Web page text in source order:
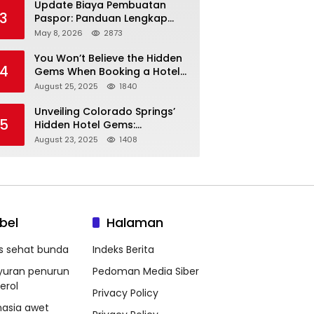
3
Update Biaya Pembuatan
Paspor: Panduan Lengkap
Tarif Resmi Negara!
May 8, 2026 2873
4
You Won’t Believe the Hidden
Gems When Booking a Hotel
in Louisville KY—From Cheap
August 25, 2025 1840
5
Unveiling Colorado Springs’
Hidden Hotel Gems:
Affordable Stays, Luxury
August 23, 2025 1408
sehat bunda
penurun
awet
Halaman
Indeks Berita
Pedoman Media Siber
Privacy Policy